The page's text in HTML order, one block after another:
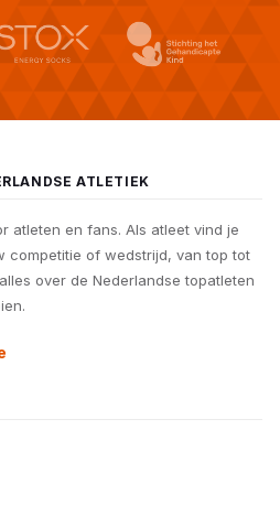
ATLETIEK
atleten en fans. Als atleet vind je
competitie of wedstrijd, van top tot
over de Nederlandse topatleten